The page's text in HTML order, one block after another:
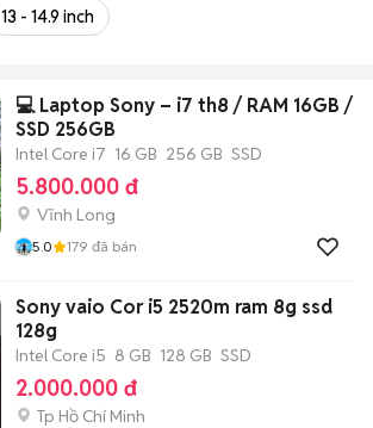
13 - 14.9 inch
💻 Laptop Sony – i7 th8 / RAM 16GB /
SSD 256GB
Intel Core i7 16 GB 256 GB SSD
5.800.000 đ
Vĩnh Long
5.0 179 đã bán
Sony vaio Cor i5 2520m ram 8g ssd
128g
Intel Core i5 8 GB 128 GB SSD
2.000.000 đ
Tp Hồ Chí Minh